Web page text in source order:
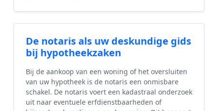
De notaris als uw deskundige gids
bij hypotheekzaken
Bij de aankoop van een woning of het oversluiten
van uw hypotheek is de notaris een onmisbare
schakel. De notaris voert een kadastraal onderzoek
uit naar eventuele erfdienstbaarheden of